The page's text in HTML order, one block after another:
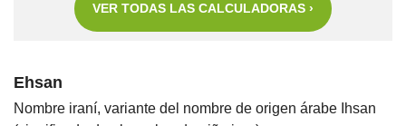
VER TODAS LAS CALCULADORAS ›
Ehsan
Nombre iraní, variante del nombre de origen árabe Ihsan